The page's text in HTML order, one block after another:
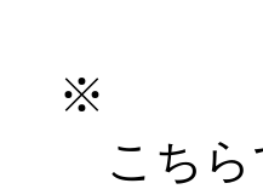
※
こち